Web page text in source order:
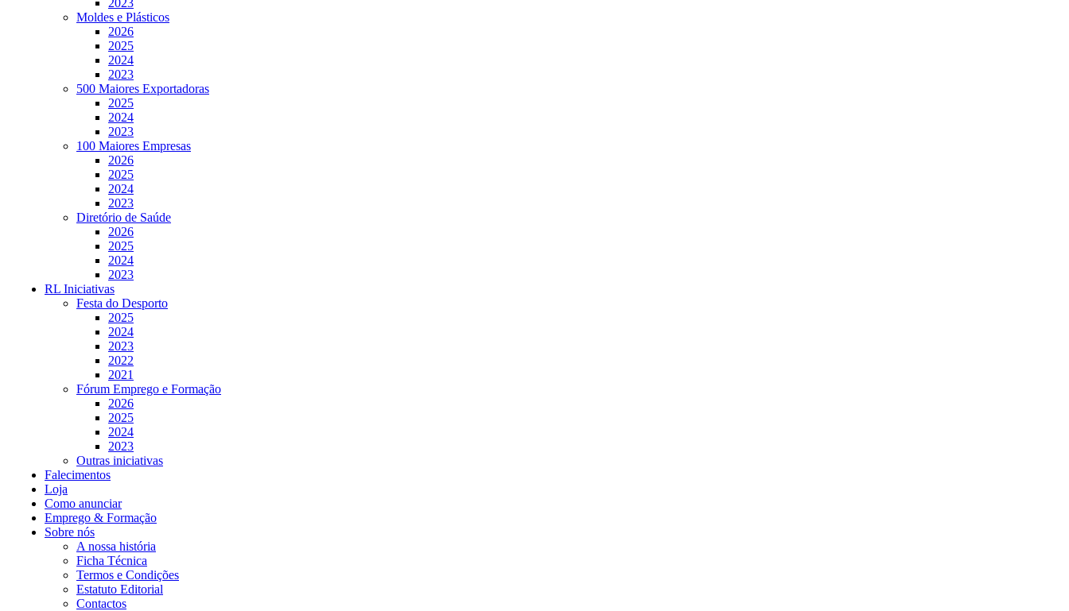
Moldes e Plásticos
2026
2025
2024
2023
500 Maiores Exportadoras
2025
2024
2023
100 Maiores Empresas
2026
2025
2024
2023
Diretório de Saúde
2026
2025
2024
2023
RL Iniciativas
Festa do Desporto
2025
2024
2023
2022
2021
Fórum Emprego e Formação
2026
2025
2024
2023
Outras iniciativas
Falecimentos
Loja
Como anunciar
Emprego & Formação
Sobre nós
A nossa história
Ficha Técnica
Termos e Condições
Estatuto Editorial
Contactos